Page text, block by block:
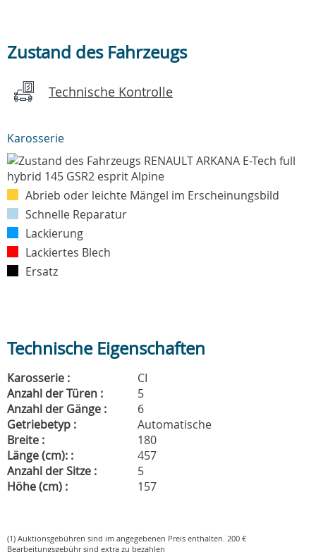
Zustand des Fahrzeugs
Technische Kontrolle
Karosserie
Abrieb oder leichte Mängel im Erscheinungsbild
Schnelle Reparatur
Lackierung
Lackiertes Blech
Ersatz
Technische Eigenschaften
Karosserie :
CI
Anzahl der Türen :
5
Anzahl der Gänge :
6
Getriebetyp :
Automatische
Breite :
180
Länge (cm): :
457
Anzahl der Sitze :
5
Höhe (cm) :
157
(1) Auktionsgebühren sind im angegebenen Preis enthalten. 200 €
Bearbeitungsgebühr sind extra zu bezahlen